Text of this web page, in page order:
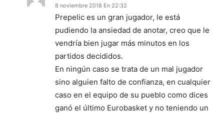
8 noviembre 2018 En 22:32
Prepelic es un gran jugador, le está
pudiendo la ansiedad de anotar, creo que le
vendría bien jugar más minutos en los
partidos decididos.
En ningún caso se trata de un mal jugador
sino alguien falto de confianza, en cualquier
caso en el equipo de su pueblo como dices
ganó el último Eurobasket y no teniendo un